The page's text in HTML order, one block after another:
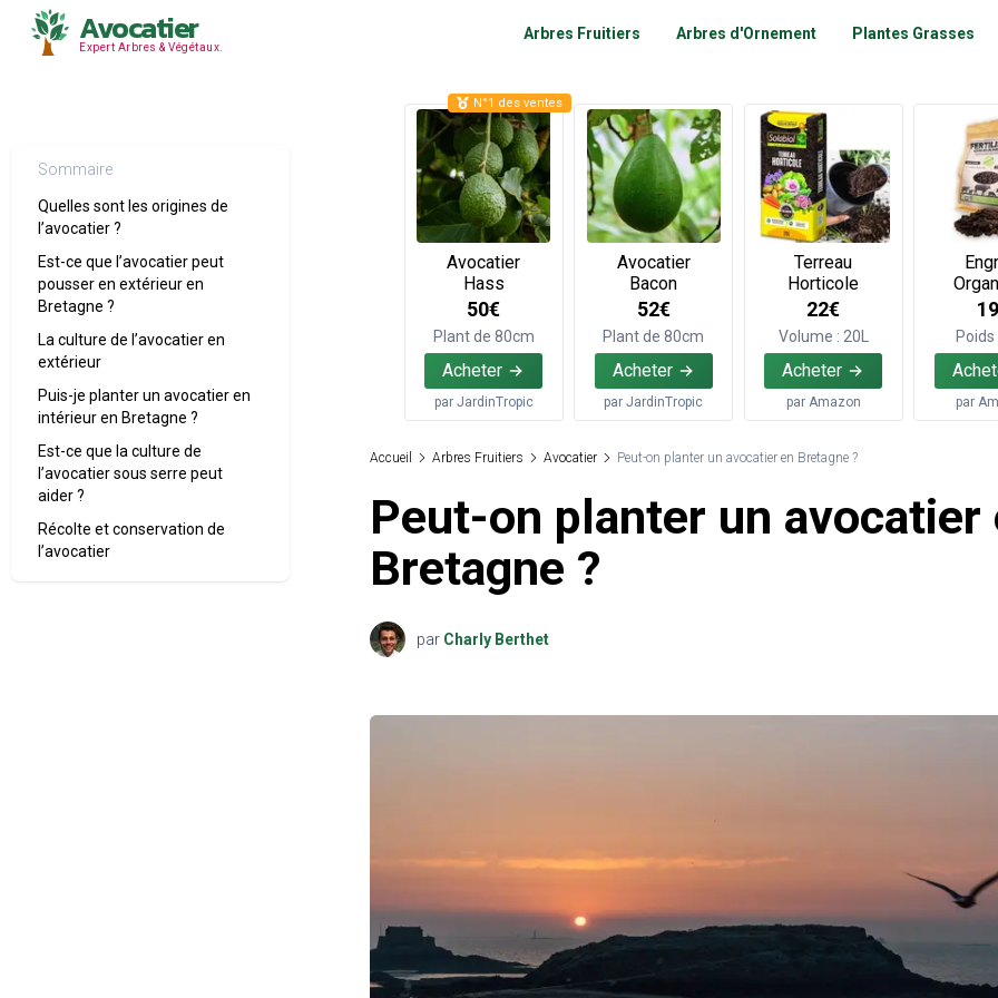
Avocatier
Expert Arbres & Végétaux.
Arbres Fruitiers Arbres d'Ornement Plantes Grasses
Sommaire
Quelles sont les origines de
l’avocatier ?
Est-ce que l’avocatier peut
pousser en extérieur en
Bretagne ?
La culture de l’avocatier en
extérieur
Puis-je planter un avocatier en
intérieur en Bretagne ?
Est-ce que la culture de
l’avocatier sous serre peut
aider ?
Récolte et conservation de
l’avocatier
Avocatier
Hass
50€
Plant de 80cm
Acheter
par JardinTropic
N°1 des ventes
Avocatier
Bacon
52€
Plant de 80cm
Acheter
parJardinTropic
Terreau
Horticole
22€
Volume : 20L
Acheter
par Amazon par
Accueil Arbres Fruitiers Avocatier Peut-on planter un avocatier en Bretagne ?
Peut-on planter un avocatier
Bretagne ?
par Charly Berthet